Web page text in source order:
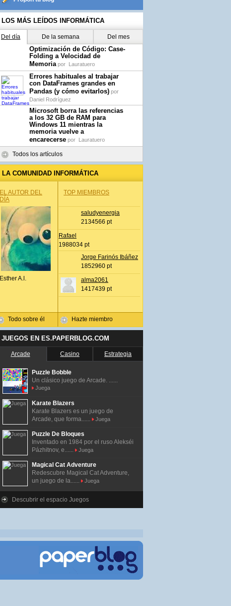
LOS MÁS LEÍDOS INFORMÁTICA
Del día De la semana Del mes
Optimización de Código: Case-
Folding a Velocidad de
Memoria por Lauratuero
Errores habituales al trabajar
con DataFrames grandes en
Pandas (y cómo evitarlos) por
Daniel Rodríguez
Microsoft borra las referencias
a los 32 GB de RAM para
Windows 11 mientras la
memoria vuelve a
encarecerse por Lauratuero
Todos los artículos
LA COMUNIDAD INFORMÁTICA
EL AUTOR DEL
DÍA
Esther A.l.
Todo sobre él
TOP MIEMBROS
saludyenergia
2134566 pt
Rafael
1988034 pt
Jorge Farinós Ibáñez
1852960 pt
alma2061
1417439 pt
Hazte miembro
JUEGOS EN ES.PAPERBLOG.COM
Arcade Casino Estrategia
Puzzle Bobble
Un clásico juego de Arcade. ......
Juega
Karate Blazers
Karate Blazers es un juego de
Arcade, que forma......
Juega
Puzzle De Bloques
Inventado en 1984 por el ruso Alekséi
Pázhitnov, e......
Juega
Magical Cat Adventure
Redescubre Magical Cat Adventure,
un juego de la......
Juega
Descubrir el espacio Juegos